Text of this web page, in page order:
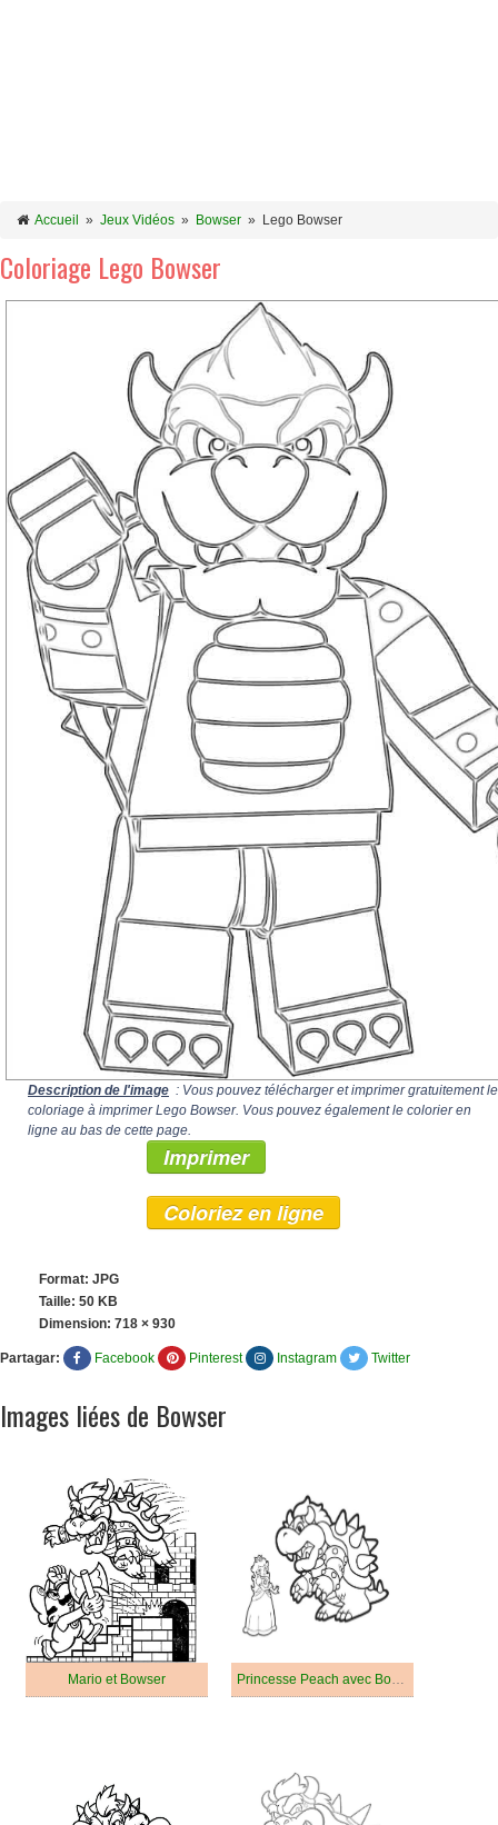
Accueil » Jeux Vidéos » Bowser » Lego Bowser
Coloriage Lego Bowser
Description de l'image : Vous pouvez télécharger et imprimer gratuitement le
coloriage à imprimer Lego Bowser. Vous pouvez également le colorier en
ligne au bas de cette page.
Imprimer
Coloriez en ligne
Format: JPG
Taille: 50 KB
Dimension: 718 × 930
Partagar: Facebook Pinterest Instagram Twitter
Images liées de Bowser
Mario et Bowser Princesse Peach avec Bowser